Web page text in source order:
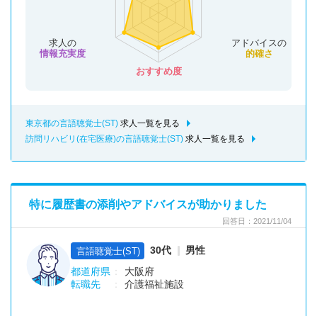
アドバイスの
的確さ
おすすめ度
求人の
情報充実度
東京都の言語聴覚士(ST) 求人一覧を見る
訪問リハビリ(在宅医療)の言語聴覚士(ST) 求人一覧を見る
回答日：2021/11/04
特に履歴書の添削やアドバイスが助かりました
言語聴覚士(ST) 30代
男性
都道府県
大阪府
転職先
介護福祉施設